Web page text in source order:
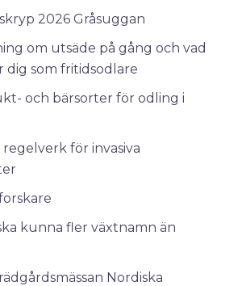
2026 Gråsuggan
om utsäde på gång och vad
som fritidsodlare
och bärsorter för odling i
för invasiva
kunna fler växtnamn än
Nordiska